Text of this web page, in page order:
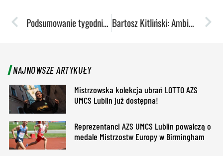
Podsumowanie tygodnia: Karolina Pęk z dwoma medalami na igrzyskach Bartosz Kitliński: Ambicje są wysokie, bo apetyt rośnie w miarę jedzenia
NAJNOWSZE ARTYKUŁY
Mistrzowska kolekcja ubrań LOTTO AZS
UMCS Lublin już dostępna!
Reprezentanci AZS UMCS Lublin powalczą o
medale Mistrzostw Europy w Birmingham